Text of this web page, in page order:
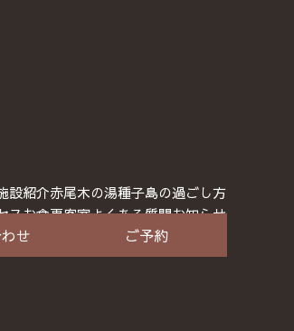
設紹介赤尾木の湯種子島の過ごし方
スお食事客室よくある質問お知らせ
せ
ご予約